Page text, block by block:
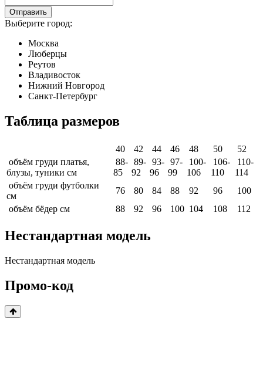
Отправить
Выберите город:
Москва
Люберцы
Реутов
Владивосток
Нижний Новгород
Санкт-Петербург
Таблица размеров
40 42 44 46 48 50
52
объём груди платья,
блузы, туники см
88-
85
89-
92
93-
96
97-
99
100-
106
106-
110
110-
114
объём груди футболки
см
76 80 84 88 92 96
100
объём бёдер см
88 92 96 100 104 108 112
Нестандартная модель
Нестандартная модель
Промо-код